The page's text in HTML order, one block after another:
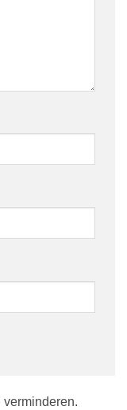
verminderen.